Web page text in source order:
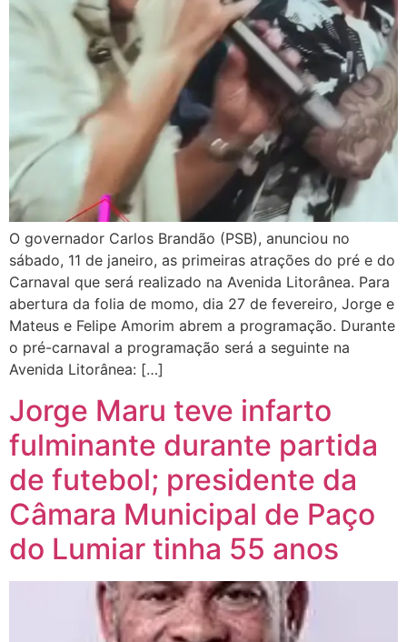
O governador Carlos Brandão (PSB), anunciou no
sábado, 11 de janeiro, as primeiras atrações do pré e do
Carnaval que será realizado na Avenida Litorânea. Para
abertura da folia de momo, dia 27 de fevereiro, Jorge e
Mateus e Felipe Amorim abrem a programação. Durante
o pré-carnaval a programação será a seguinte na
Avenida Litorânea: […]
Jorge Maru teve infarto
fulminante durante partida
de futebol; presidente da
Câmara Municipal de Paço
do Lumiar tinha 55 anos